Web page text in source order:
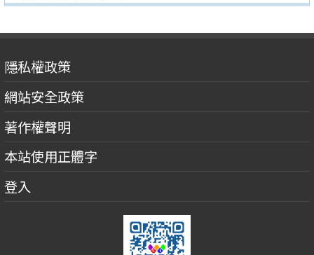
隱私權政策
網站安全政策
著作權聲明
本站使用正體字
登入